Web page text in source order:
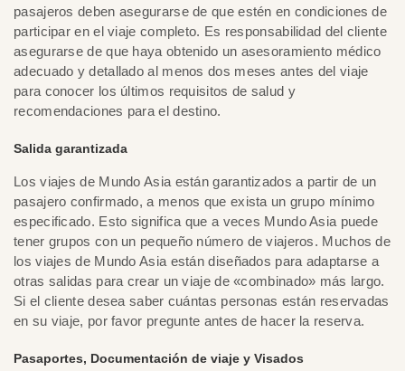
pasajeros deben asegurarse de que estén en condiciones de
participar en el viaje completo. Es responsabilidad del cliente
asegurarse de que haya obtenido un asesoramiento médico
adecuado y detallado al menos dos meses antes del viaje
para conocer los últimos requisitos de salud y
recomendaciones para el destino.
Salida garantizada
Los viajes de Mundo Asia están garantizados a partir de un
pasajero confirmado, a menos que exista un grupo mínimo
especificado. Esto significa que a veces Mundo Asia puede
tener grupos con un pequeño número de viajeros. Muchos de
los viajes de Mundo Asia están diseñados para adaptarse a
otras salidas para crear un viaje de «combinado» más largo.
Si el cliente desea saber cuántas personas están reservadas
en su viaje, por favor pregunte antes de hacer la reserva.
Pasaportes, Documentación de viaje y Visados